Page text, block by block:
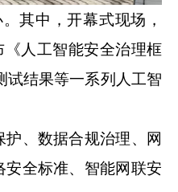
其中，开幕式现场，
人工智能安全治理框
试结果等一系列人工智
、数据合规治理、网
全标准、智能网联安